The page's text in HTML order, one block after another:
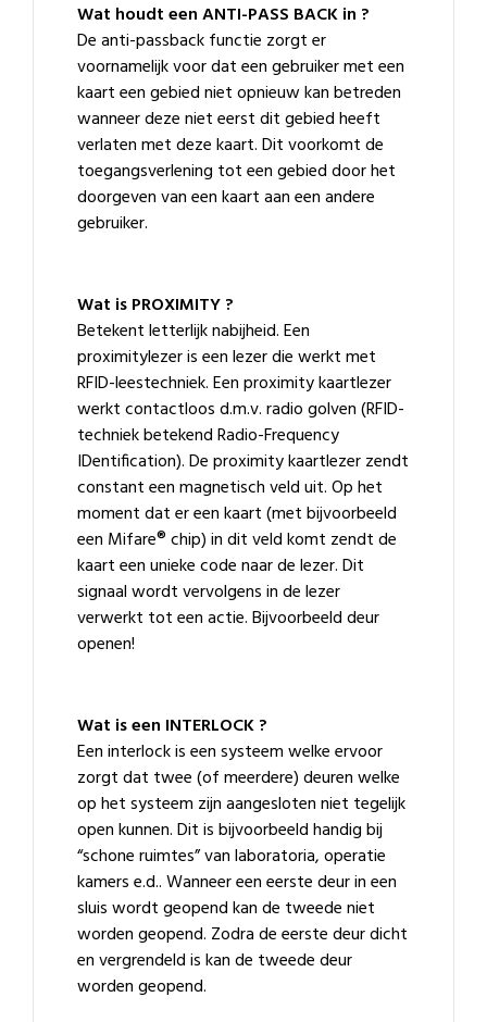
Wat houdt een ANTI-PASS BACK in ?
De anti-passback functie zorgt er
voornamelijk voor dat een gebruiker met een
kaart een gebied niet opnieuw kan betreden
wanneer deze niet eerst dit gebied heeft
verlaten met deze kaart. Dit voorkomt de
toegangsverlening tot een gebied door het
doorgeven van een kaart aan een andere
gebruiker.
Wat is PROXIMITY ?
Betekent letterlijk nabijheid. Een
proximitylezer is een lezer die werkt met
RFID-leestechniek. Een proximity kaartlezer
werkt contactloos d.m.v. radio golven (RFID-
techniek betekend Radio-Frequency
IDentification). De proximity kaartlezer zendt
constant een magnetisch veld uit. Op het
moment dat er een kaart (met bijvoorbeeld
een Mifare® chip) in dit veld komt zendt de
kaart een unieke code naar de lezer. Dit
signaal wordt vervolgens in de lezer
verwerkt tot een actie. Bijvoorbeeld deur
openen!
Wat is een INTERLOCK?
Een interlock is een systeem welke ervoor
zorgt dat twee (of meerdere) deuren welke
op het systeem zijn aangesloten niet tegelijk
open kunnen. Dit is bijvoorbeeld handig bij
“schone ruimtes” van laboratoria, operatie
kamers e.d.. Wanneer een eerste deur in een
sluis wordt geopend kan de tweede niet
worden geopend. Zodra de eerste deur dicht
en vergrendeld is kan de tweede deur
worden geopend.